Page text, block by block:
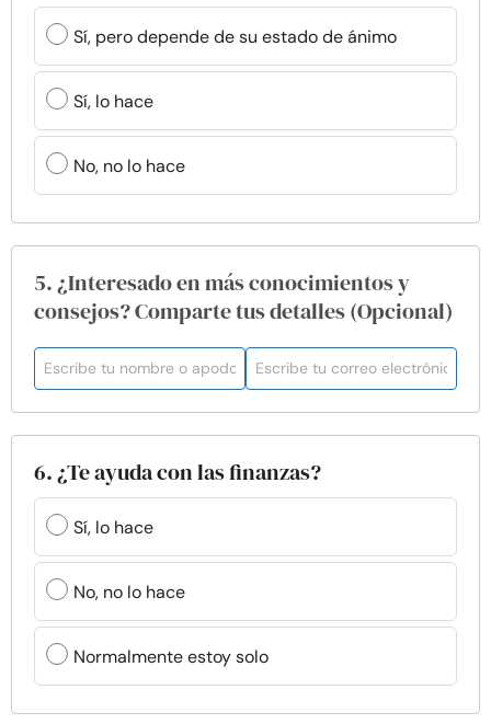
Sí, pero depende de su estado de ánimo
Sí, lo hace
No, no lo hace
5. ¿Interesado en más conocimientos y
consejos? Comparte tus detalles (Opcional)
6. ¿Te ayuda con las finanzas?
Sí, lo hace
No, no lo hace
Normalmente estoy solo